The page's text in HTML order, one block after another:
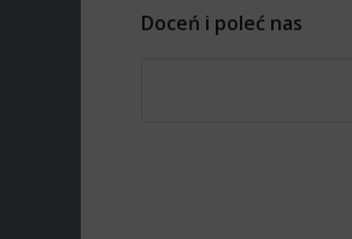
Doceń i poleć nas